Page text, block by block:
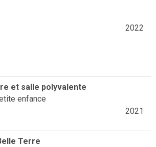
2022
et salle polyvalente
enfance
2021
Terre